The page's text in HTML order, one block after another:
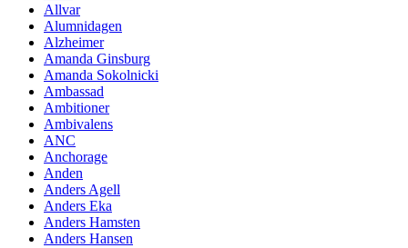
Allvar
Alumnidagen
Alzheimer
Amanda Ginsburg
Amanda Sokolnicki
Ambassad
Ambitioner
Ambivalens
ANC
Anchorage
Anden
Anders Agell
Anders Eka
Anders Hamsten
Anders Hansen